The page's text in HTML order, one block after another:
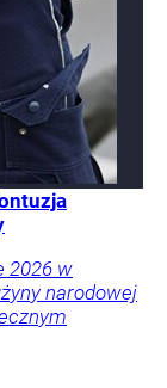
2026 w
narodowej